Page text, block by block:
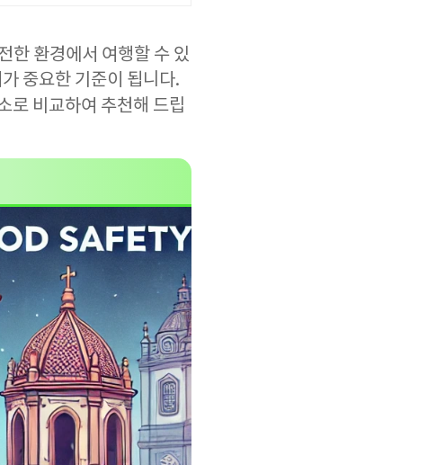
한 환경에서 여행할 수 있
중요한 기준이 됩니다.
로 비교하여 추천해 드립